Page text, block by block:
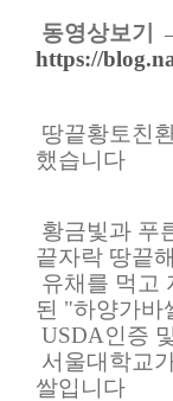
동영상보기
https://
땅끝황토친
했습니다
황금빛과 푸
끝자락 땅끝
유채를 먹고
된 "하양가바
USDA인증
서울대학교
쌀입니다